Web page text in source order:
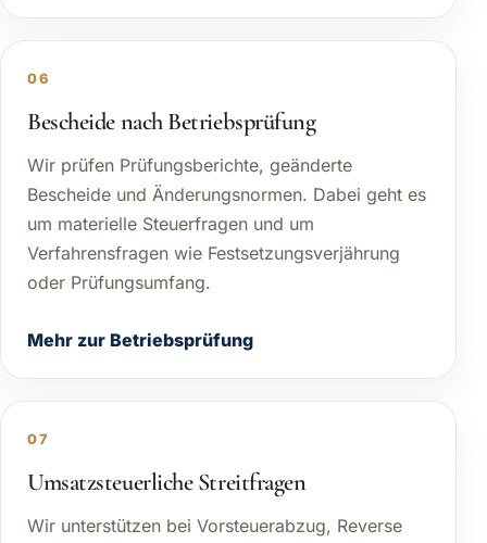
06
Bescheide nach Betriebsprüfung
Wir prüfen Prüfungsberichte, geänderte
Bescheide und Änderungsnormen. Dabei geht es
um materielle Steuerfragen und um
Verfahrensfragen wie Festsetzungsverjährung
oder Prüfungsumfang.
Mehr zur Betriebsprüfung
07
Umsatzsteuerliche Streitfragen
Wir unterstützen bei Vorsteuerabzug, Reverse